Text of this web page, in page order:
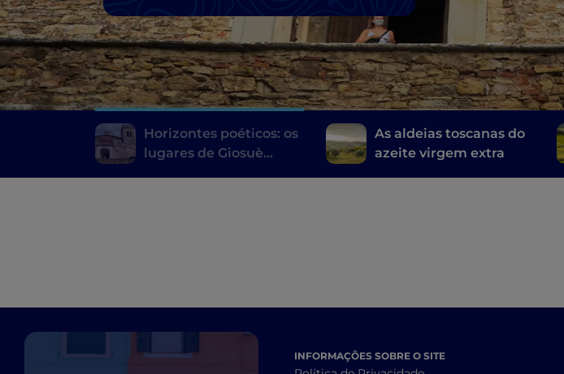
Horizontes poéticos: os
lugares de Giosuè
As aldeias toscanas do
azeite virgem extra
INFORMAÇÕES SOBRE O SITE